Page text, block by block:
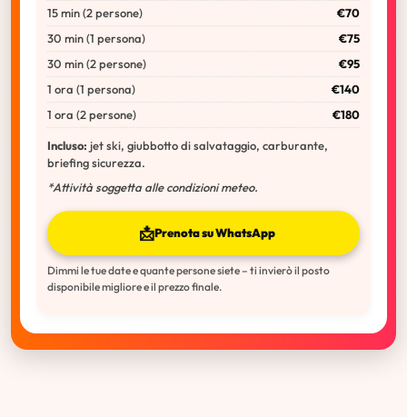
15 min (2 persone)
€70
30 min (1 persona)
€75
30 min (2 persone)
€95
1 ora (1 persona)
€140
1 ora (2 persone)
€180
Incluso: jet ski, giubbotto di salvataggio, carburante,
briefing sicurezza.
*Attività soggetta alle condizioni meteo.
📩Prenota su WhatsApp
Dimmi le tue date e quante persone siete – ti invierò il posto
disponibile migliore e il prezzo finale.